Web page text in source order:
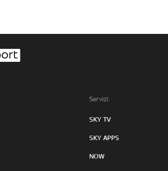
Servizi:
SKY TV
SKY APPS
NOW